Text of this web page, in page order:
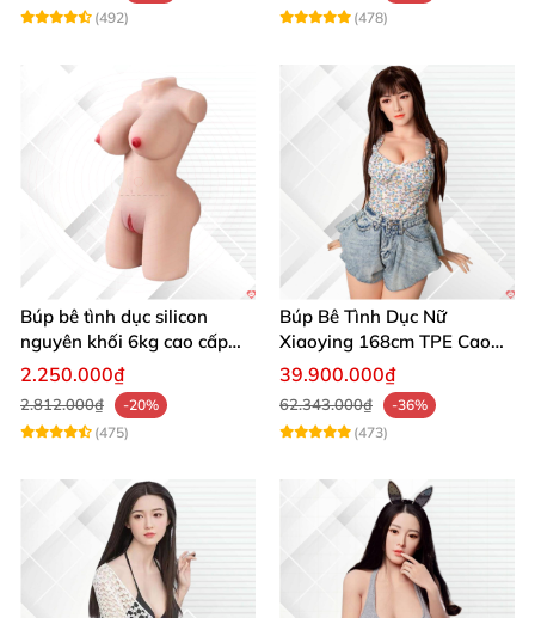
(492)
(478)
Búp bê tình dục silicon
nguyên khối 6kg cao cấp
hot giá tốt
2.250.000₫
2.812.000₫
-20%
(475)
Búp Bê Tình Dục Nữ
Xiaoying 168cm TPE Cao
Cấp Mềm Mại Thật
39.900.000₫
62.343.000₫
-36%
(473)